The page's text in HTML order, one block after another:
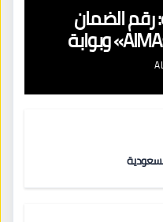
رقم الضمان
الاجتماعي تلقائياً عبر «AIMA» وبوابة